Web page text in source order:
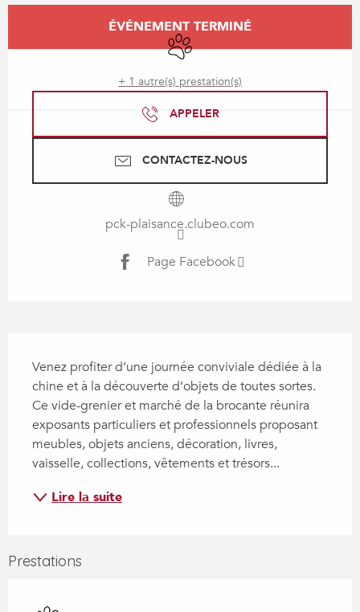
Ouverture et coordonnées
ÉVÉNEMENT TERMINÉ
Animaux acceptés
+ 1 autre(s) prestation(s)
APPELER
CONTACTEZ-NOUS
pck-plaisance.clubeo.com
Page Facebook
Venez profiter d’une journée conviviale dédiée à la
chine et à la découverte d’objets de toutes sortes.
Ce vide-grenier et marché de la brocante réunira
exposants particuliers et professionnels proposant
meubles, objets anciens, décoration, livres,
vaisselle, collections, vêtements et trésors...
Lire la suite
Prestations